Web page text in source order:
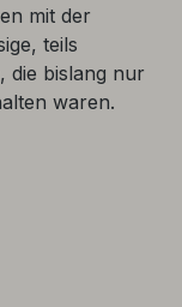
mit der
teils
die bislang nur
waren.